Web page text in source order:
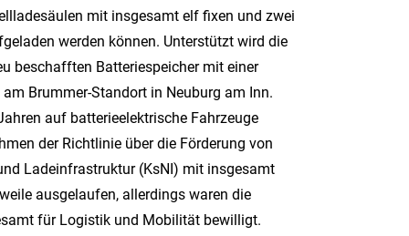
mit insgesamt elf fixen und zwei
werden können. Unterstützt wird die
beschafften Batteriespeicher mit einer
Brummer-Standort in Neuburg am Inn.
auf batterieelektrische Fahrzeuge
der Richtlinie über die Förderung von
Ladeinfrastruktur (KsNI) mit insgesamt
ausgelaufen, allerdings waren die
für Logistik und Mobilität bewilligt.